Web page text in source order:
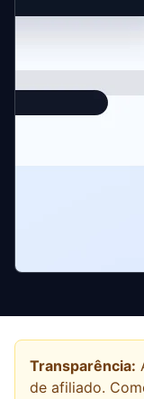
Transparência:
de afiliado.